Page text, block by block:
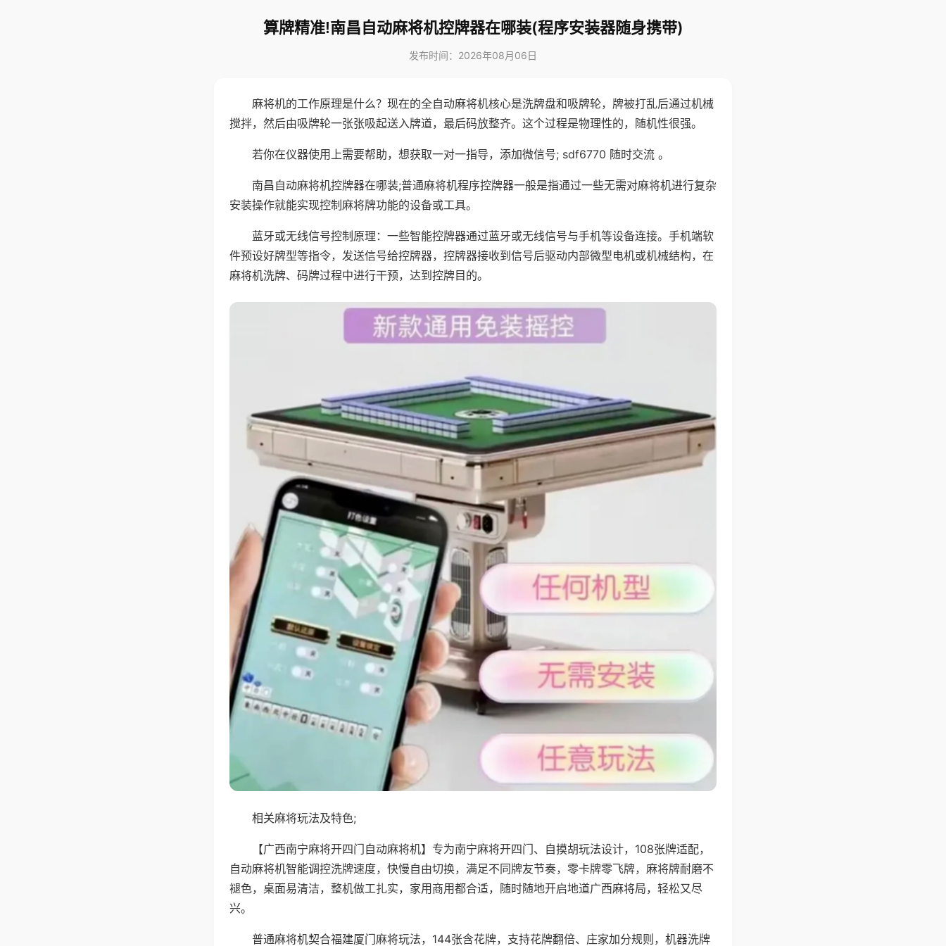
算牌精准!南昌自动麻将机控牌器在哪装(程序安装器随身携带)
发布时间：2026年08月06日
麻将机的工作原理是什么？现在的全自动麻将机核心是洗牌盘和吸牌轮，牌被打乱后通过机械
搅拌，然后由吸牌轮一张张吸起送入牌道，最后码放整齐。这个过程是物理性的，随机性很强。
若你在仪器使用上需要帮助，想获取一对一指导，添加微信号; sdf6770 随时交流 。
南昌自动麻将机控牌器在哪装;普通麻将机程序控牌器一般是指通过一些无需对麻将机进行复杂
安装操作就能实现控制麻将牌功能的设备或工具。
蓝牙或无线信号控制原理：一些智能控牌器通过蓝牙或无线信号与手机等设备连接。手机端软
件预设好牌型等指令，发送信号给控牌器，控牌器接收到信号后驱动内部微型电机或机械结构，在
麻将机洗牌、码牌过程中进行干预，达到控牌目的。
相关麻将玩法及特色;
【广西南宁麻将开四门自动麻将机】专为南宁麻将开四门、自摸胡玩法设计，108张牌适配，
自动麻将机智能调控洗牌速度，快慢自由切换，满足不同牌友节奏，零卡牌零飞牌，麻将牌耐磨不
褪色，桌面易清洁，整机做工扎实，家用商用都合适，随时随地开启地道广西麻将局，轻松又尽
兴。
普通麻将机契合福建厦门麻将玩法，144张含花牌，支持花牌翻倍、庄家加分规则，机器洗牌